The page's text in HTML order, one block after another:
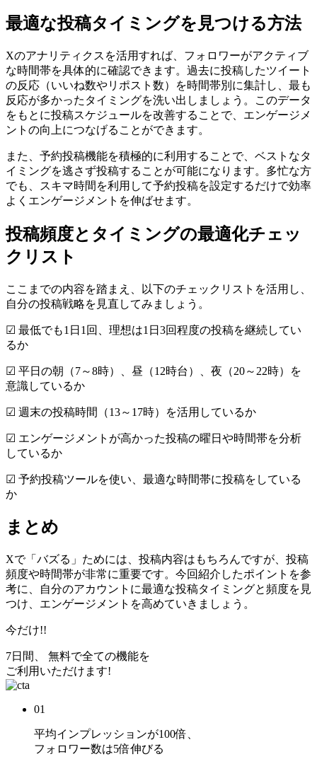
最適な投稿タイミングを見つける方法
Xのアナリティクスを活用すれば、フォロワーがアクティブ
な時間帯を具体的に確認できます。過去に投稿したツイート
の反応（いいね数やリポスト数）を時間帯別に集計し、最も
反応が多かったタイミングを洗い出しましょう。このデータ
をもとに投稿スケジュールを改善することで、エンゲージメ
ントの向上につなげることができます。
また、予約投稿機能を積極的に利用することで、ベストなタ
イミングを逃さず投稿することが可能になります。多忙な方
でも、スキマ時間を利用して予約投稿を設定するだけで効率
よくエンゲージメントを伸ばせます。
投稿頻度とタイミングの最適化チェッ
クリスト
ここまでの内容を踏まえ、以下のチェックリストを活用し、
自分の投稿戦略を見直してみましょう。
☑ 最低でも1日1回、理想は1日3回程度の投稿を継続してい
るか
☑ 平日の朝（7～8時）、昼（12時台）、夜（20～22時）を
意識しているか
☑ 週末の投稿時間（13～17時）を活用しているか
☑ エンゲージメントが高かった投稿の曜日や時間帯を分析
しているか
☑ 予約投稿ツールを使い、最適な時間帯に投稿をしている
か
まとめ
Xで「バズる」ためには、投稿内容はもちろんですが、投稿
頻度や時間帯が非常に重要です。今回紹介したポイントを参
考に、自分のアカウントに最適な投稿タイミングと頻度を見
つけ、エンゲージメントを高めていきましょう。
今だけ!!
7日間、 無料で全ての機能を
ご利用いただけます!
01
平均インプレッションが100倍
フォロワー数は5倍伸びる